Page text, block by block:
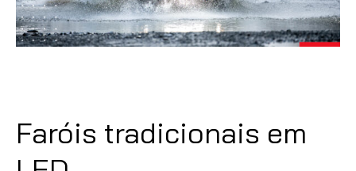
Faróis tradicionais em